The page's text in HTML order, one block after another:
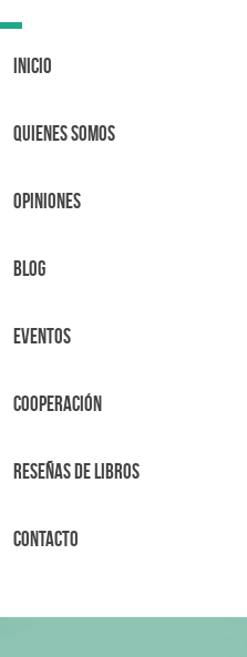
Toggle
Inicio
Quienes Somos
OPINIONES
BLOG
Eventos
Cooperación
Reseñas de libros
Contacto